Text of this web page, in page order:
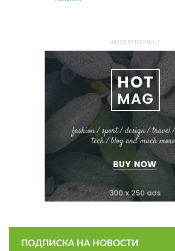
ADVERTISEMENT
ПОДПИСКА НА НОВОСТИ